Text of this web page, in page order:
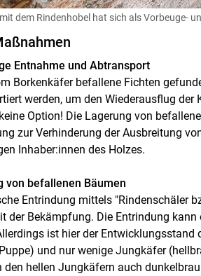
dem Rindenhobel hat sich als Vorbeuge-
Entnahme und Abtransport
Borkenkäfer befallene Fichten
werden, um den Wiederausflug
Option! Die Lagerung von
zur Verhinderung der Ausbreitung
Inhaber:innen des Holzes.
von befallenen Bäumen
Entrindung mittels "Rindenschäler
der Bekämpfung. Die Entrindung
ist hier der Entwicklungsstand
und nur wenige Jungkäfer
den hellen Jungkäfern auch